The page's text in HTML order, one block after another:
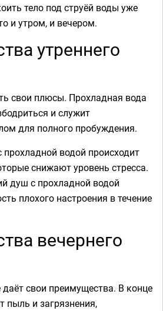
тело под струёй воды уже
и утром, и вечером.
утреннего
свои плюсы. Прохладная вода
и служит
для полного пробуждения.
водой происходит
снижают уровень стресса.
душ с прохладной водой
плохого настроения в течение
вечернего
свои преимущества. В конце
пыль и загрязнения,